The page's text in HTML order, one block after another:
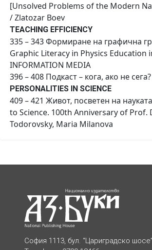
[Unsolved Problems of the Modern
/ Zlatozar Boev
TEACHING EFFICIENCY
335 – 343 Формиране на графична
Graphic Literacy in Physics
INFORMATION MEDIA
396 – 408 Подкаст – кога, ако не
PERSONALITIES IN SCIENCE
409 – 421 Живот, посветен на
to Science. 100th Anniversary of
Todorovsky, Maria Milanova
София 1113, бул. “Цариградско